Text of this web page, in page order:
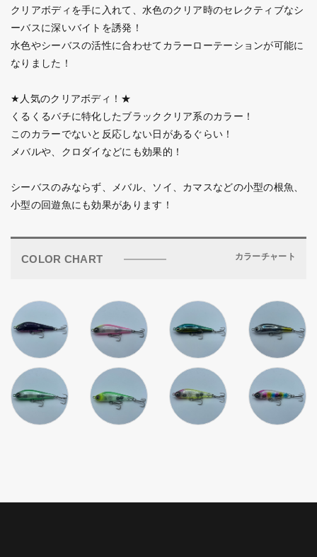
クリアボディを手に入れて、水色のクリア時のセレクティブなシ
ーバスに深いバイトを誘発！
水色やシーバスの活性に合わせてカラーローテーションが可能に
なりました！
★人気のクリアボディ！★
くるくるバチに特化したブラッククリア系のカラー！
このカラーでないと反応しない日があるぐらい！
メバルや、クロダイなどにも効果的！
シーバスのみならず、メバル、ソイ、カマスなどの小型の根魚、
小型の回遊魚にも効果があります！
COLOR CHART カラーチャート